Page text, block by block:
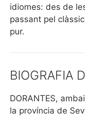
idiomes: des de
passant pel
pur.
BIOGRAFIA
DORANTES,
la província de